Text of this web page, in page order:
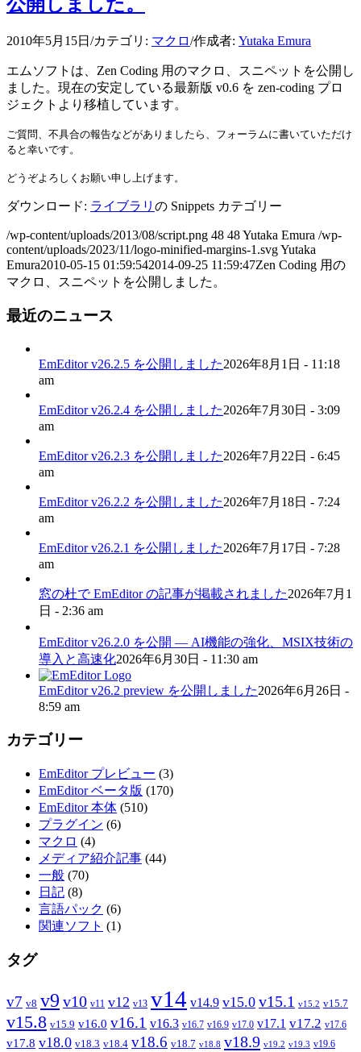
2010年5月15日 /カテゴリ: マクロ/作成者: Yutaka Emura
エムソフトは、Zen Coding 用のマクロ、スニペットを公開し
ました。現在の安定している最新版 v0.6 を zen-coding プロ
ジェクトより移植しています。
ご質問、不具合の報告などがありましたら、フォーラムに書いていただけ
ると幸いです。
どうぞよろしくお願い申し上げます。
ダウンロード: ライブラリ の Snippets カテゴリー
/wp-content/uploads/2013/08/script.png 48 48Yutaka Emura /wp-
content/uploads/2023/11/logo-minified-margins-1.svgYutaka
Emura2010-05-15 01:59:542014-09-25 11:59:47Zen Coding 用の
マクロ、スニペットを公開しました。
最近のニュース
EmEditor v26.2.5 を公開しました2026年8月1日 - 11:18
am
EmEditor v26.2.4 を公開しました2026年7月30日 - 3:09
am
EmEditor v26.2.3 を公開しました2026年7月22日 - 6:45
am
EmEditor v26.2.2 を公開しました2026年7月18日 - 7:24
am
EmEditor v26.2.1 を公開しました2026年7月17日 - 7:28
am
窓の杜で EmEditor の記事が掲載されました2026年7月1
日 - 2:36 am
EmEditor v26.2.0 を公開 — AI機能の強化、MSIX技術の
導入と高速化2026年6月30日 - 11:30 am
EmEditor v26.2 preview を公開しました2026年6月26日 -
8:59 am
カテゴリー
EmEditor プレビュー (3)
EmEditor ベータ版 (170)
EmEditor 本体 (510)
プラグイン (6)
マクロ (4)
メディア紹介記事 (44)
一般 (70)
日記 (8)
言語パック (6)
関連ソフト (1)
タグ
v7 v8 v9 v10 v11 v12 v13 v14 v14.9 v15.0 v15.1 v15.2 v15.7
v15.8 v15.9 v16.0 v16.1 v16.3 v16.7 v16.9 v17.0 v17.1 v17.2 v17.6
v17.8 v18.0 v18.3 v18.4 v18.6 v18.7 v18.8 v18.9 v19.2 v19.3 v19.6